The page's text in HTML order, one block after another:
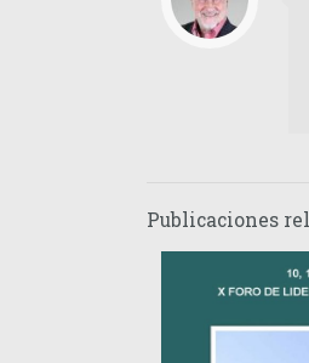
Publicaciones